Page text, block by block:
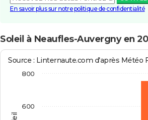
En savoir plus sur notre politique de confidentialité
Soleil à Neaufles-Auvergny en
Source : Linternaute.com d'après Météo
600
800